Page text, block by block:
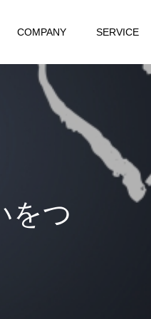
COMPANY SERVICE
づって い